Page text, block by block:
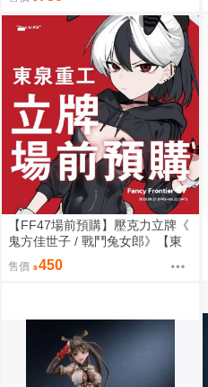
]
【FF47場前預購】壓克力立牌《
鬼方佳世子 / 戰鬥兔女郎》【東
泉重工】[ 蔚藍檔案 ブルアカ / 鬼
方佳世子 カヨコ ]
售價 450